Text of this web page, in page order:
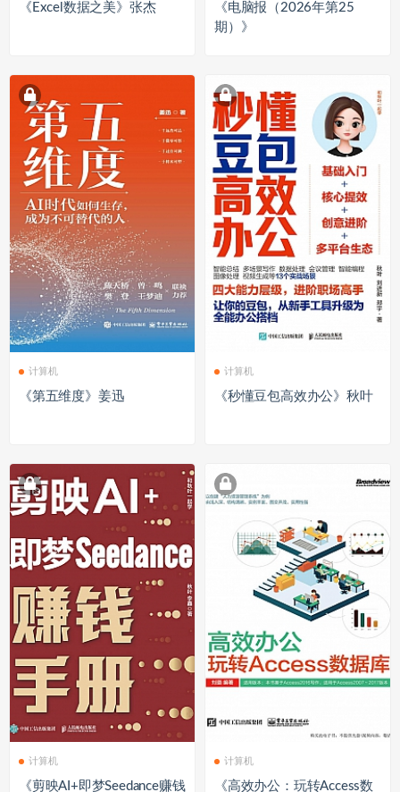
《Excel数据之美》张杰
《电脑报（2026年第25
期）》
计算机
《第五维度》姜迅
计算机
《秒懂豆包高效办公》秋叶
计算机
《剪映AI+即梦Seedance赚钱
计算机
《高效办公：玩转Access数